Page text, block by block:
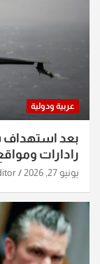
عربية ودولية
بعد استهداف
رادارات
الساعات
يونيو 27, 2026